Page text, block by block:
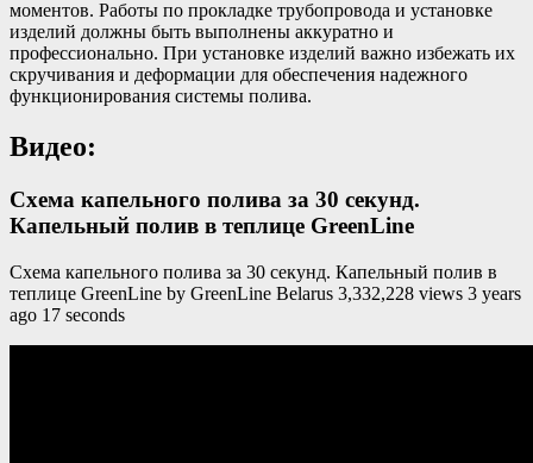
моментов. Работы по прокладке трубопровода и установке
изделий должны быть выполнены аккуратно и
профессионально. При установке изделий важно избежать их
скручивания и деформации для обеспечения надежного
функционирования системы полива.
Видео:
Схема капельного полива за 30 секунд.
Капельный полив в теплице GreenLine
Схема капельного полива за 30 секунд. Капельный полив в
теплице GreenLine by GreenLine Belarus 3,332,228 views 3 years
ago 17 seconds